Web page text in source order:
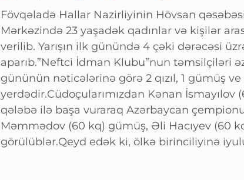
Fövqəladə Hallar Nazirliyinin Hövsan
Mərkəzində 23 yaşadək qadınlar və kişilər
verilib. Yarışın ilk günündə 4 çəki dərəcəsi
aparıb.”Neftci İdman Klubu”nun təmsilçiləri
gününün nəticələrinə görə 2 qızıl, 1 gümüş
yerdədir.Cüdoçularımızdan Kənan
qələbə ilə başa vuraraq Azərbaycan
Məmmədov (60 kq) gümüş, Əli Hacıyev (60
görülüblər.Qeyd edək ki, ölkə birinciliyinə